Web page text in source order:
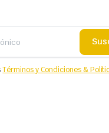
Términos y Condiciones &